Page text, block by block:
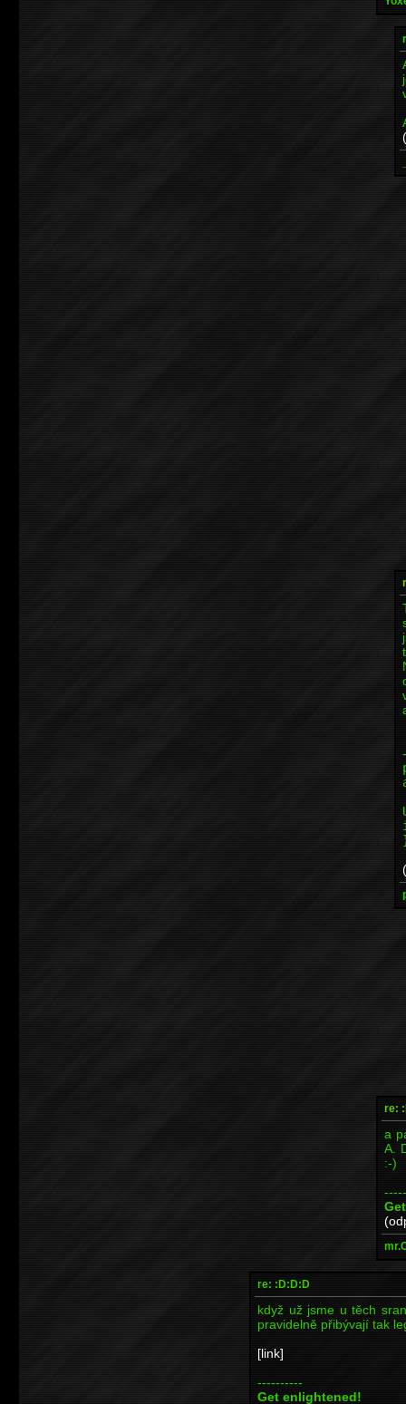
re:
a
A.
:-)
re: :D:D:D
když už jsme u těch
pravidelně přibývají tak
[link]
----------
Get enlightened!